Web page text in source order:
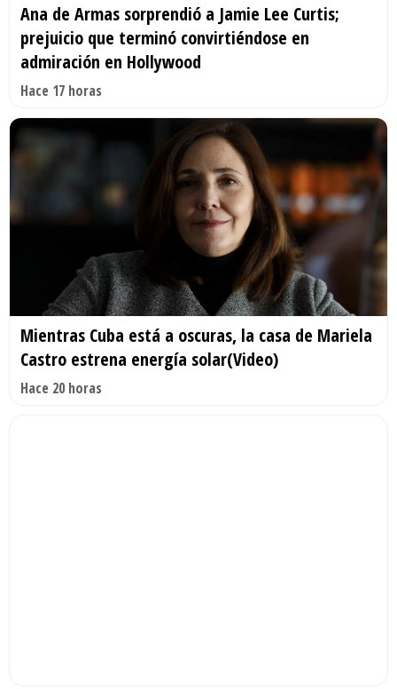
Ana de Armas sorprendió a Jamie Lee Curtis;
prejuicio que terminó convirtiéndose en
admiración en Hollywood
Hace 17 horas
Mientras Cuba está a oscuras, la casa de Mariela
Castro estrena energía solar(Video)
Hace 20 horas